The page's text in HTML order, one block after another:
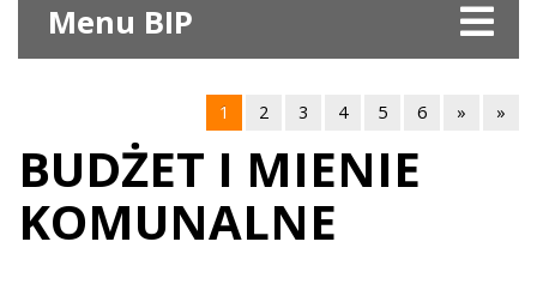
Menu BIP
1 2 3 4 5 6 » »
BUDŻET I MIENIE
KOMUNALNE